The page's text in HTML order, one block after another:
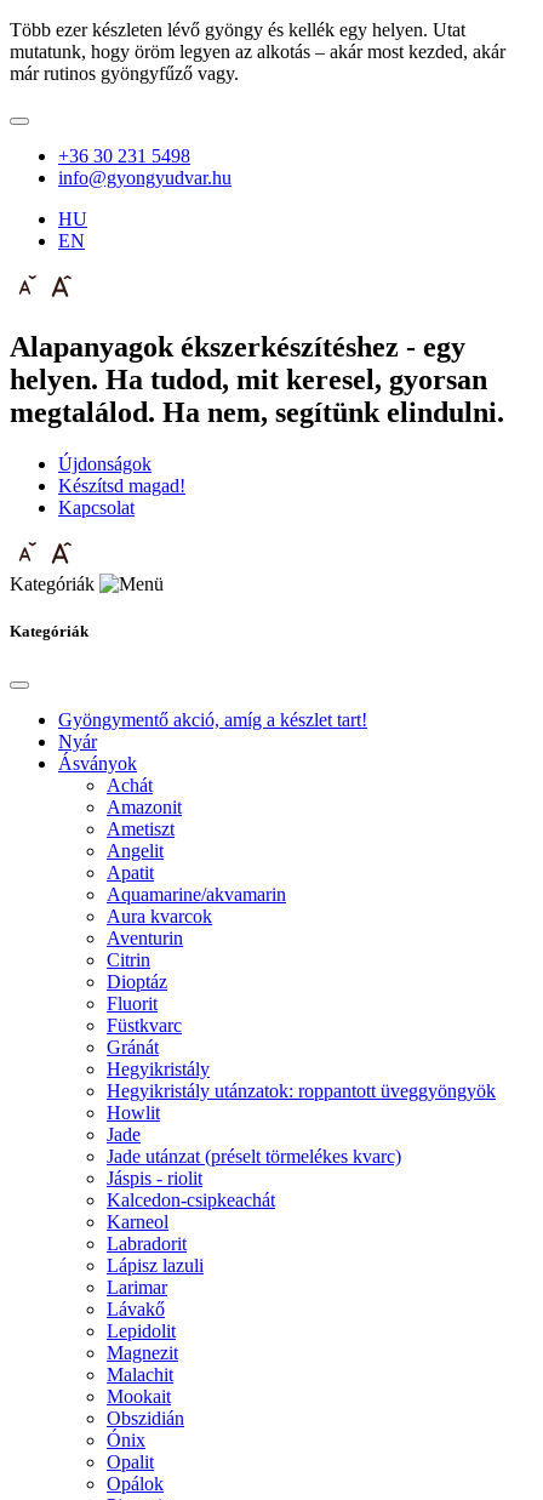
Több ezer készleten lévő gyöngy és kellék egy helyen. Utat
mutatunk, hogy öröm legyen az alkotás – akár most kezded, akár
már rutinos gyöngyfűző vagy.
+36 30 231 5498
info@gyongyudvar.hu
HU
EN
Alapanyagok ékszerkészítéshez - egy
helyen. Ha tudod, mit keresel, gyorsan
megtalálod. Ha nem, segítünk elindulni.
Újdonságok
Készítsd magad!
Kapcsolat
Kategóriák
Kategóriák
Gyöngymentő akció, amíg a készlet tart!
Nyár
Ásványok
Achát
Amazonit
Ametiszt
Angelit
Apatit
Aquamarine/akvamarin
Aura kvarcok
Aventurin
Citrin
Dioptáz
Fluorit
Füstkvarc
Gránát
Hegyikristály
Hegyikristály utánzatok: roppantott üveggyöngyök
Howlit
Jade
Jade utánzat (préselt törmelékes kvarc)
Jáspis - riolit
Kalcedon-csipkeachát
Karneol
Labradorit
Lápisz lazuli
Larimar
Lávakő
Lepidolit
Magnezit
Malachit
Mookait
Obszidián
Ónix
Opalit
Opálok